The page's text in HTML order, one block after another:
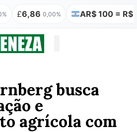
6,86 0,00% AR$ 100 = R$ 0,31
busca
e
agrícola com